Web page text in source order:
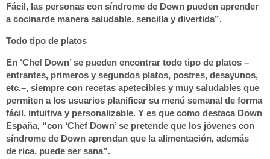
Fácil, las personas con síndrome de Down pueden aprender
a cocinarde manera saludable, sencilla y divertida”.
Todo tipo de platos
En ‘Chef Down’ se pueden encontrar todo tipo de platos –
entrantes, primeros y segundos platos, postres, desayunos,
etc.–, siempre con recetas apetecibles y muy saludables que
permiten a los usuarios planificar su menú semanal de forma
fácil, intuitiva y personalizable. Y es que como destaca Down
España, “con ‘Chef Down’ se pretende que los jóvenes con
síndrome de Down aprendan que la alimentación, además
de rica, puede ser sana”.